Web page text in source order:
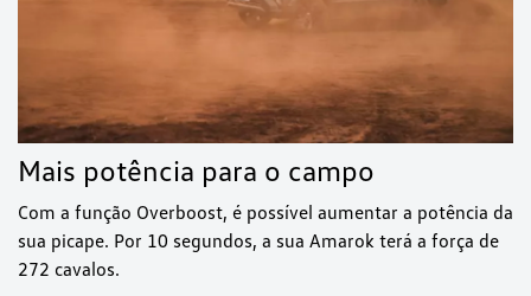
Mais potência para o campo
Com a função Overboost, é possível aumentar a potência da
sua picape. Por 10 segundos, a sua Amarok terá a força de
272 cavalos.